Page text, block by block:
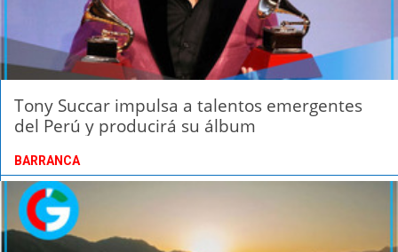
Tony Succar impulsa a talentos emergentes
del Perú y producirá su álbum
BARRANCA